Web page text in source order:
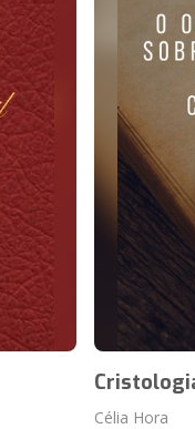
Célia Hora